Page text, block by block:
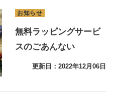
お知らせ
無料ラッピングサービ
スのごあんない
更新日：2022年12月06日